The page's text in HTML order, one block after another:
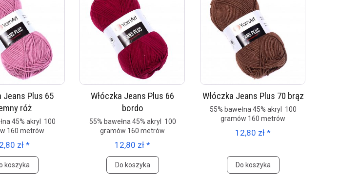
Jeans Plus 65
róż
45% akryl 100
160 metrów
zł *
koszyka
Włóczka Jeans Plus 66
bordo
55% bawełna 45% akryl 100
gramów 160 metrów
12,80 zł *
Do koszyka
Włóczka Jeans Plus 70 brąz
55% bawełna 45% akryl 100
gramów 160 metrów
12,80 zł *
Do koszyka